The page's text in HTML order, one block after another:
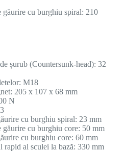
găurire cu burghiu spiral: 210
șurub (Countersunk-head): 32
M18
205 x 107 x 68 mm
N
cu burghiu spiral: 23 mm
cu burghiu core: 50 mm
cu burghiu core: 60 mm
rapid al sculei la bază: 330 mm